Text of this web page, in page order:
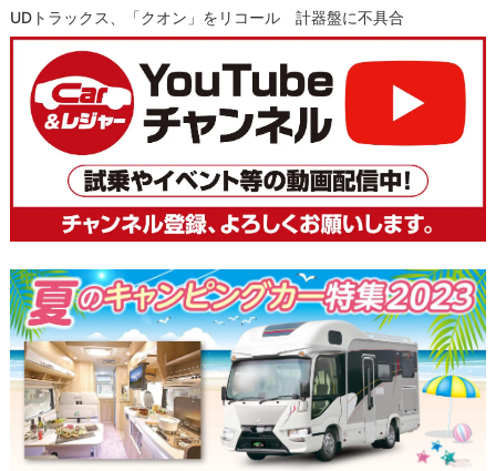
UDトラックス、「クオン」をリコール 計器盤に不具合